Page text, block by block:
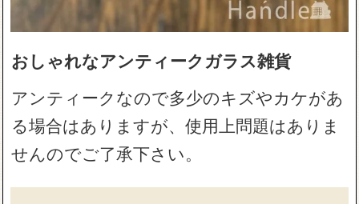
おしゃれなアンティークガラス雑貨
アンティークなので多少のキズやカケがあ
る場合はありますが、使用上問題はありま
せんのでご了承下さい。